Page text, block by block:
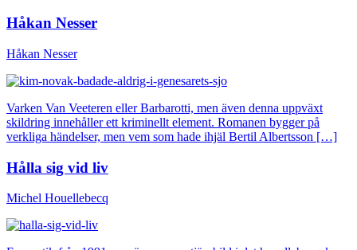
Håkan Nesser
Håkan Nesser
Varken Van Veeteren eller Barbarotti, men även denna uppväxt
skildring innehåller ett kriminellt element. Romanen bygger på
verkliga händelser, men vem som hade ihjäl Bertil Albertsson […]
Hålla sig vid liv
Michel Houellebecq